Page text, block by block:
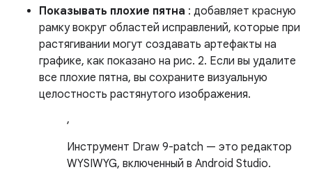
Показывать плохие пятна : добавляет красную
рамку вокруг областей исправлений, которые при
растягивании могут создавать артефакты на
графике, как показано на рис. 2. Если вы удалите
все плохие пятна, вы сохраните визуальную
целостность растянутого изображения.
,
Инструмент Draw 9-patch — это редактор
WYSIWYG, включенный в Android Studio.